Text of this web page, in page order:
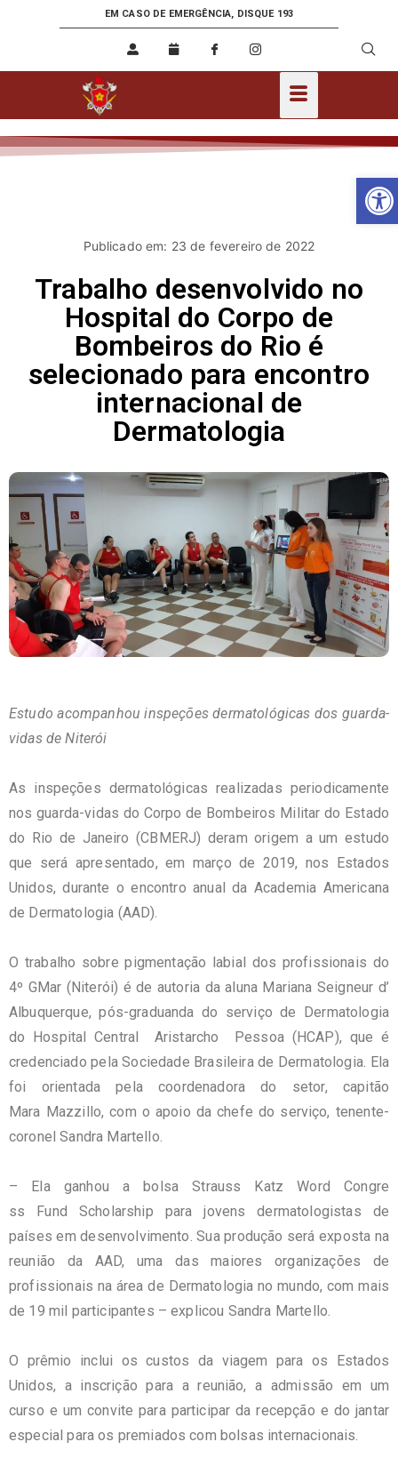
EM CASO DE EMERGÊNCIA, DISQUE 193
Publicado em: 23 de fevereiro de 2022
Trabalho desenvolvido no
Hospital do Corpo de
Bombeiros do Rio é
selecionado para encontro
internacional de
Dermatologia
Estudo acompanhou inspeções dermatológicas dos guarda-
vidas de Niterói
As inspeções dermatológicas realizadas periodicamente
nos guarda-vidas do Corpo de Bombeiros Militar do Estado
do Rio de Janeiro (CBMERJ) deram origem a um estudo
que será apresentado, em março de 2019, nos Estados
Unidos,durante o encontro anual da Academia Americana
de Dermatologia (AAD).
O trabalho sobre pigmentação labial dos profissionais do
4º GMar (Niterói) é de autoria da aluna Mariana Seigneur d’
Albuquerque, pós-graduanda do serviço de Dermatologia
do Hospital Central Aristarcho Pessoa (HCAP), que é
credenciado pela Sociedade Brasileira de Dermatologia. Ela
foi orientada pela coordenadora do setor, capitão
Mara Mazzillo, com o apoio da chefe do serviço, tenente-
coronel Sandra Martello.
– Ela ganhou a bolsaStrauss Katz Word
Congre
ss
Fund Scholarship para jovens dermatologistas de
países em desenvolvimento. Sua produção será exposta na
reunião da AAD, uma das maiores organizações de
profissionais na área de Dermatologia no mundo, com mais
de 19 mil participantes – explicou Sandra Martello.
O prêmio inclui os custos da viagem para os Estados
Unidos, a inscrição para a reunião, a admissão em um
curso e um convite para participar da recepção e do jantar
especial para os premiados com bolsas internacionais.